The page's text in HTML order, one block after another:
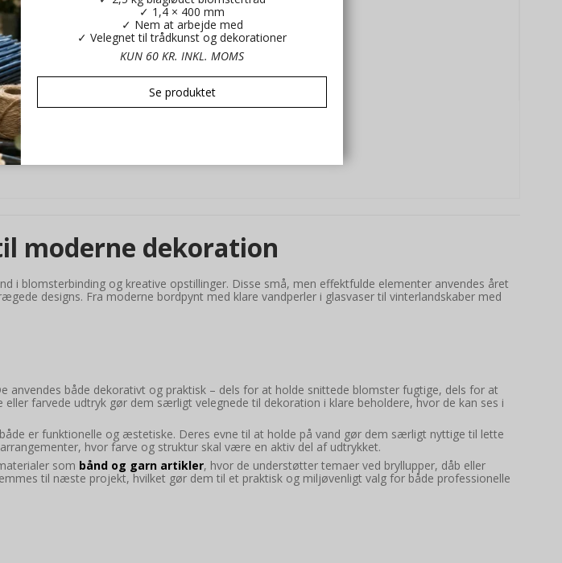
moderne dekoration
i blomsterbinding og kreative opstillinger. Disse små, men effektfulde elementer anvendes året
designs. Fra moderne bordpynt med klare vandperler i glasvaser til vinterlandskaber med
både dekorativt og praktisk – dels for at holde snittede blomster fugtige, dels for at
farvede udtryk gør dem særligt velegnede til dekoration i klare beholdere, hvor de kan ses i
er funktionelle og æstetiske. Deres evne til at holde på vand gør dem særligt nyttige til lette
hvor farve og struktur skal være en aktiv del af udtrykket.
som bånd og garn artikler, hvor de understøtter temaer ved bryllupper, dåb eller
til næste projekt, hvilket gør dem til et praktisk og miljøvenligt valg for både professionelle
✓ 1,4 × 400 mm
✓ Nem at arbejde med
✓ Velegnet til trådkunst og dekorationer
KUN 60 KR. INKL. MOMS
Se produktet